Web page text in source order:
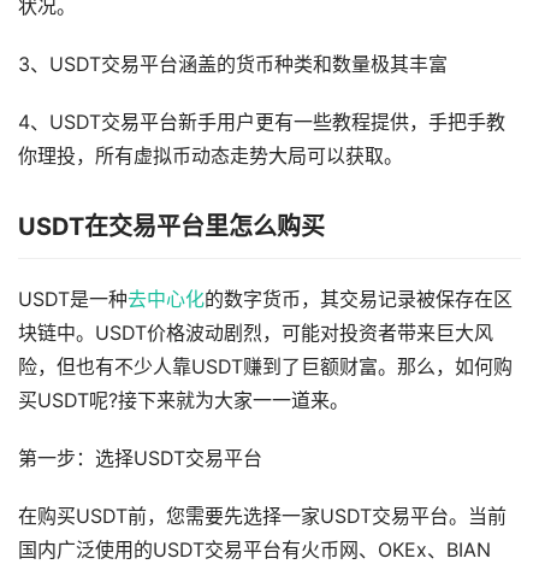
状况。
3、USDT交易平台涵盖的货币种类和数量极其丰富
4、USDT交易平台新手用户更有一些教程提供，手把手教
你理投，所有虚拟币动态走势大局可以获取。
USDT在交易平台里怎么购买
USDT是一种去中心化的数字货币，其交易记录被保存在区
块链中。USDT价格波动剧烈，可能对投资者带来巨大风
险，但也有不少人靠USDT赚到了巨额财富。那么，如何购
买USDT呢?接下来就为大家一一道来。
第一步：选择USDT交易平台
在购买USDT前，您需要先选择一家USDT交易平台。当前
国内广泛使用的USDT交易平台有火币网、OKEx、BIAN